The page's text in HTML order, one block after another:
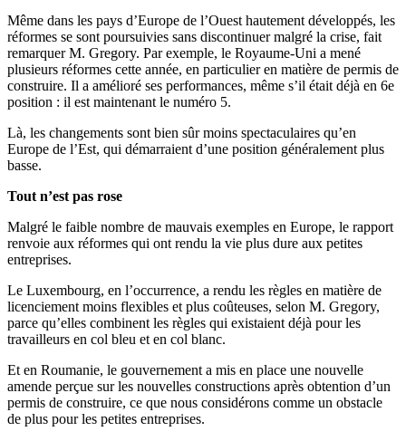
Même dans les pays d’Europe de l’Ouest hautement développés, les
réformes se sont poursuivies sans discontinuer malgré la crise, fait
remarquer M. Gregory. Par exemple, le Royaume-Uni a mené
plusieurs réformes cette année, en particulier en matière de permis de
construire. Il a amélioré ses performances, même s’il était déjà en 6e
position : il est maintenant le numéro 5.
Là, les changements sont bien sûr moins spectaculaires qu’en
Europe de l’Est, qui démarraient d’une position généralement plus
basse.
Tout n’est pas rose
Malgré le faible nombre de mauvais exemples en Europe, le rapport
renvoie aux réformes qui ont rendu la vie plus dure aux petites
entreprises.
Le Luxembourg, en l’occurrence, a rendu les règles en matière de
licenciement moins flexibles et plus coûteuses, selon M. Gregory,
parce qu’elles combinent les règles qui existaient déjà pour les
travailleurs en col bleu et en col blanc.
Et en Roumanie, le gouvernement a mis en place une nouvelle
amende perçue sur les nouvelles constructions après obtention d’un
permis de construire, ce que nous considérons comme un obstacle
de plus pour les petites entreprises.